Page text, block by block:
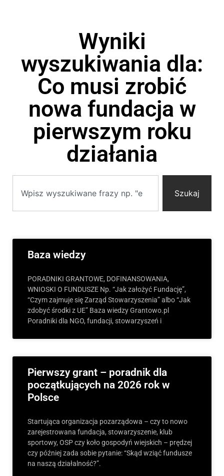
Wyniki
wyszukiwania dla:
Co musi zrobić
nowa fundacja w
pierwszym roku
działania
Szukaj
Baza wiedzy
PORADNIKI GRANTOWE, DOFINANSOWANIA,
WNIOSKI O FUNDUSZE Np. “Jak założyć Fundację”,
“Czym zajmuje się Zarząd Stowarzyszenia” albo “Jak
zdobyć środki z UE” Baza wiedzy Grantowo.pl
Poradniki dla NGO, fundacji, stowarzyszeń i
Pierwszy grant – poradnik dla
początkujących na 2026 rok w
Polsce
Startująca organizacja pozarządowa – czy to nowo
zarejestrowana fundacja, stowarzyszenie, klub
sportowy, OSP czy koło gospodyń wiejskich – prędzej
czy później zada sobie pytanie: “Skąd wziąć fundusze
na naszą działalność?”.